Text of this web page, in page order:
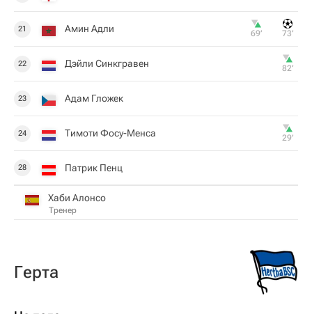
21 Амин Адли 69‎’‎ 73‎’‎
22 Дэйли Синкгравен 82‎’‎
23 Адам Гложек
24 Тимоти Фосу-Менса 29‎’‎
28 Патрик Пенц
Хаби Алонсо
Тренер
Герта